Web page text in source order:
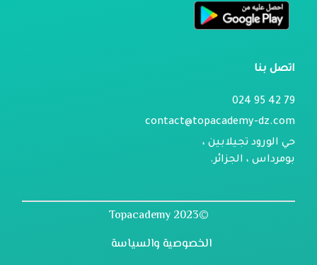
اتصل بنا
79 42 95 024
contact@topacademy-dz.com
حي الورود تجيلابين ،
بومرداس ، الجزائر.
©2023 Topacademy
الخصوصية والسياسة